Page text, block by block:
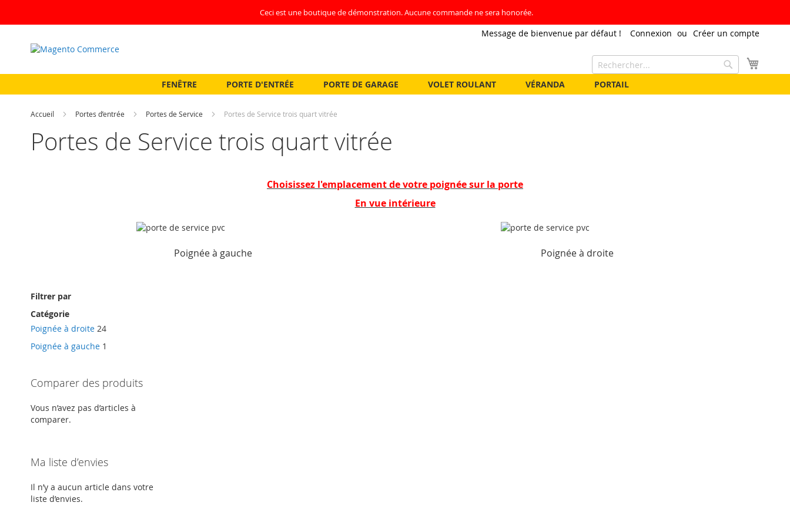
Ceci est une boutique de démonstration. Aucune commande ne sera honorée.
au
contenu
Message de bienvenue par défaut ! Connexion Créer un compte
Rechercher
FENÊTRE PORTE D'ENTRÉE PORTE DE GARAGE VOLET ROULANT VÉRANDA PORTAIL
Accueil Portes d’entrée Portes de Service Portes de Service trois quart vitrée
Portes de Service trois quart vitrée
Choisissez l'emplacement de votre poignée sur la porte
En vue intérieure
Poignée à gauche Poignée à droite
Filtrer par
Catégorie
Poignée à droite 24
Poignée à gauche 1
Comparer des produits
Vous n’avez pas d’articles à
comparer.
Ma liste d’envies
Il n’y a aucun article dans votre
liste d’envies.